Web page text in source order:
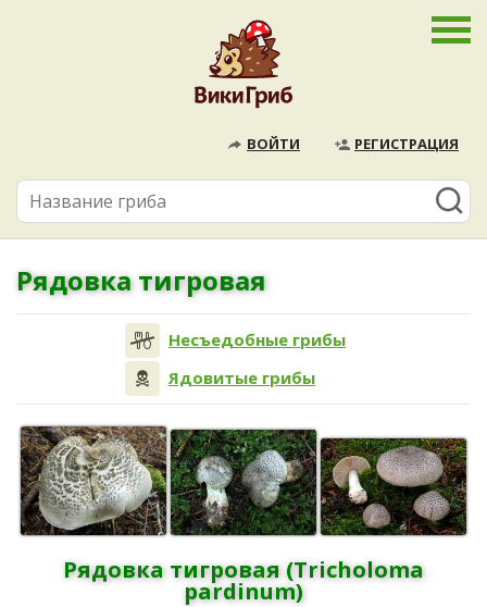
ВОЙТИ РЕГИСТРАЦИЯ
Рядовка тигровая
Несъедобные грибы
Ядовитые грибы
Рядовка тигровая (Tricholoma
pardinum)